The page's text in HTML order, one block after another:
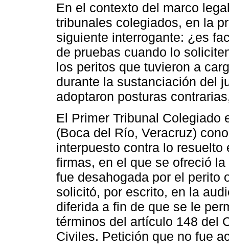
En el contexto del marco
tribunales colegiados, en la
siguiente interrogante: ¿es
de pruebas cuando lo
los peritos que tuvieron a
durante la sustanciación del
adoptaron posturas
El Primer Tribunal Colegiado
(Boca del Río, Veracruz)
interpuesto contra lo
firmas, en el que se ofreció
fue desahogada por el perito
solicitó, por escrito, en la
diferida a fin de que se le
términos del artículo 148 del
Civiles. Petición que no fue